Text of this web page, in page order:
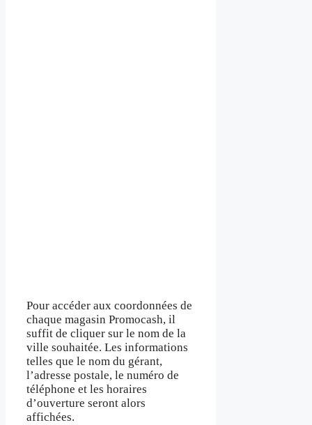
Pour accéder aux coordonnées de
chaque magasin Promocash, il
suffit de cliquer sur le nom de la
ville souhaitée. Les informations
telles que le nom du gérant,
l’adresse postale, le numéro de
téléphone et les horaires
d’ouverture seront alors
affichées.